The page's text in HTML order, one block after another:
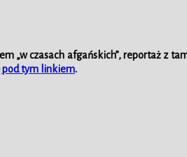
„w czasach afgańskich”, reportaż z
pod tym linkiem.